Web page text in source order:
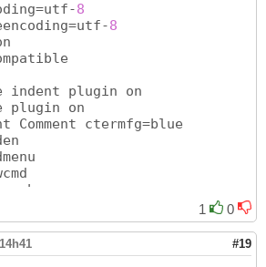
8
8
indent plugin on
plugin on
Comment ctermfg=blue
1 0
#19